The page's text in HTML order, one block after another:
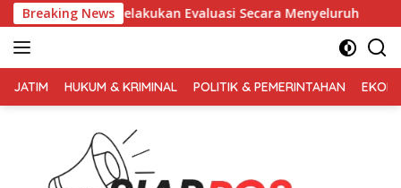
Langsung
ke
konten
Breaking News
Evaluasi Secara Menyeluruh Kembali Pimpin
TERPERCAYA
JATIM HUKUM & KRIMINAL POLITIK & PEMERINTAHAN